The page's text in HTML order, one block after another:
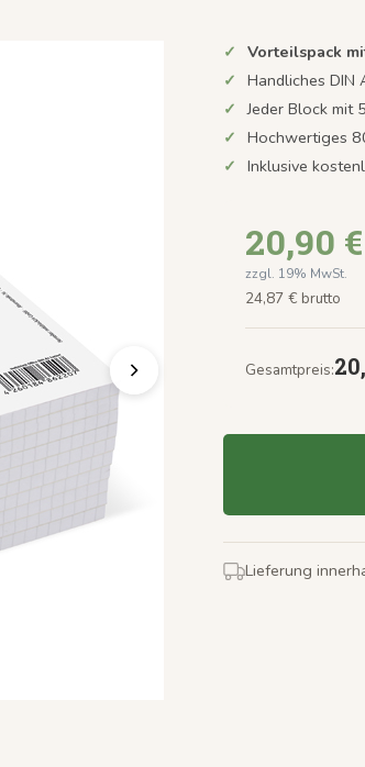
Vorteilspack
Handliches DIN
Jeder Block mit
Hochwertiges
Inklusive
20,90 €
zzgl. 19% MwSt.
24,87 € brutto
Gesamtpreis:
Lieferung